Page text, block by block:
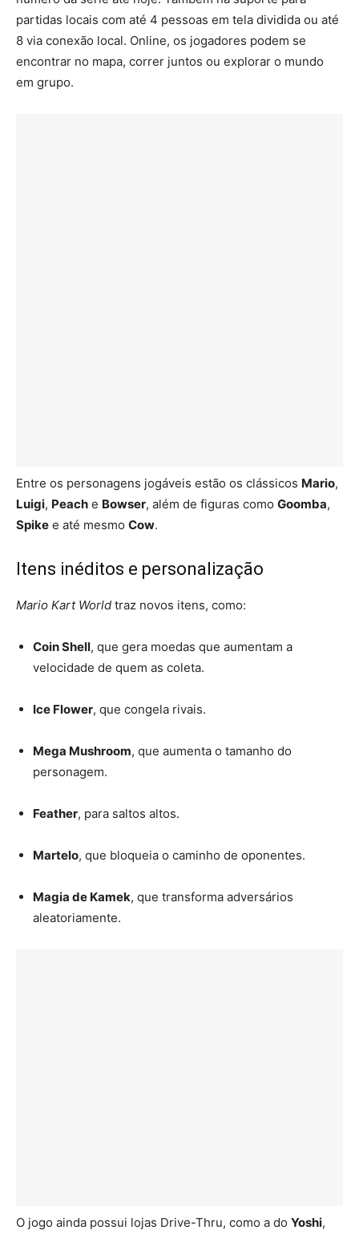
partidas locais com até 4 pessoas em tela dividida ou até
8 via conexão local. Online, os jogadores podem se
encontrar no mapa, correr juntos ou explorar o mundo
em grupo.
Entre os personagens jogáveis estão os clássicos Mario,
Luigi, Peach e Bowser, além de figuras como Goomba,
Spike e até mesmo Cow.
Itens inéditos e personalização
Mario Kart World traz novos itens, como:
Coin Shell, que gera moedas que aumentam a
velocidade de quem as coleta.
Ice Flower, que congela rivais.
Mega Mushroom, que aumenta o tamanho do
personagem.
Feather, para saltos altos.
Martelo, que bloqueia o caminho de oponentes.
Magia de Kamek, que transforma adversários
aleatoriamente.
O jogo ainda possui lojas Drive-Thru, como a do Yoshi,